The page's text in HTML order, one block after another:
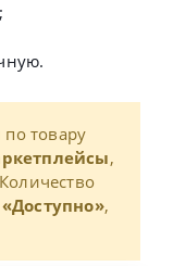
;
по товару
,
«Доступно»,